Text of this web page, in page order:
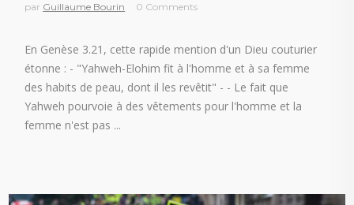
par Guillaume Bourin 0 Comments
En Genèse 3.21, cette rapide mention d'un Dieu couturier
étonne : - "Yahweh-Elohim fit à l'homme et à sa femme
des habits de peau, dont il les revêtit" - - Le fait que
Yahweh pourvoie à des vêtements pour l'homme et la
femme n'est pas